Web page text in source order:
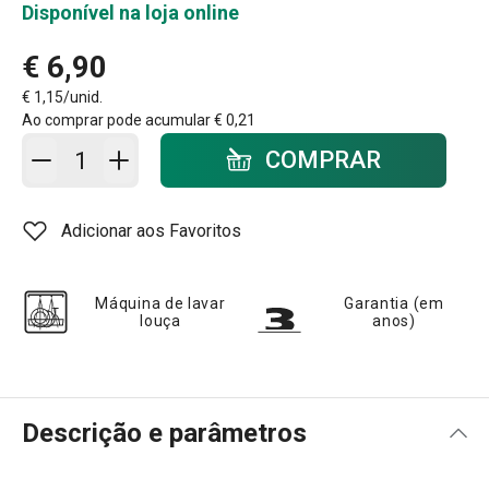
Disponível na loja online
€ 6,90
€ 1,15/unid.
Ao comprar pode acumular€ 0,21
Adicionar ao carrinho - quantidadeCOMPRAR
Adicionar aos Favoritos
Máquina de lavar
louça
Garantia (em
anos)
Descrição e parâmetros